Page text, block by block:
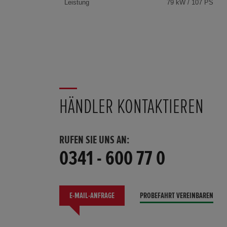
Leistung
79 kW / 107 PS
HÄNDLER KONTAKTIEREN
RUFEN SIE UNS AN:
0341 - 600 77 0
E-MAIL-ANFRAGE PROBEFAHRT VEREINBAREN